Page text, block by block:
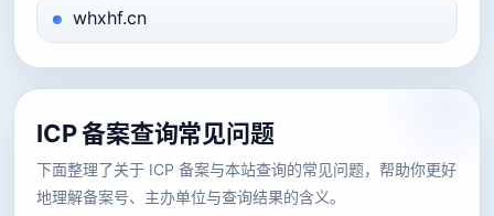
whxhf.cn
ICP 备案查询常见问题
下面整理了关于 ICP 备案与本站查询的常见问题，帮助你更好
地理解备案号、主办单位与查询结果的含义。